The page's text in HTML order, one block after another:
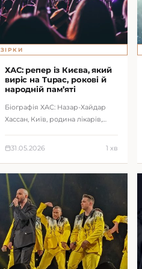
ЗІРКИ
ХАС: репер із Києва, який
виріс на Tupac, рокові й
народній пам’яті
Біографія ХАС: Назар-Хайдар
Хассан, Київ, родина лікарів,
31.05.2026 1 хв